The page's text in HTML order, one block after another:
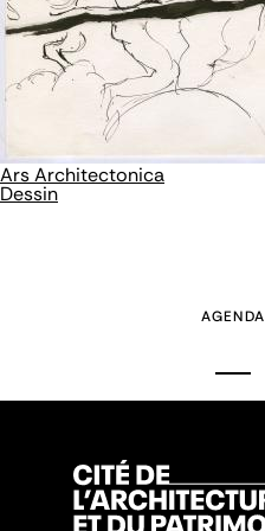
Ars Architectonica
Dessin
AGENDA